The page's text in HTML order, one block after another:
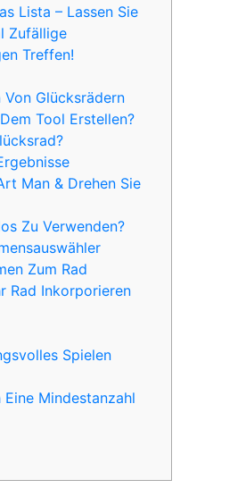
Lista – Lassen Sie
Zufällige
Treffen!
Glücksrädern
Tool Erstellen?
Man & Drehen Sie
Zu Verwenden?
Zum Rad
Rad Inkorporieren
Spielen
Mindestanzahl